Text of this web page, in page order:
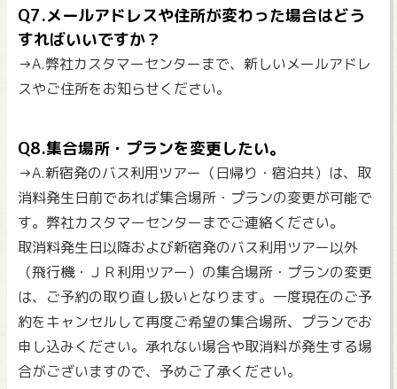
Q7.メールアドレスや住所が変わった場合はどう
すればいいですか？
→A.弊社カスタマーセンターまで、新しいメールアドレ
スやご住所をお知らせください。
Q8.集合場所・プランを変更したい。
→A.新宿発のバス利用ツアー（日帰り・宿泊共）は、取
消料発生日前であれば集合場所・プランの変更が可能で
す。弊社カスタマーセンターまでご連絡ください。
取消料発生日以降および新宿発のバス利用ツアー以外
（飛行機・ＪＲ利用ツアー）の集合場所・プランの変更
は、ご予約の取り直し扱いとなります。一度現在のご予
約をキャンセルして再度ご希望の集合場所、プランでお
申し込みください。承れない場合や取消料が発生する場
合がございますので、予めご了承ください。